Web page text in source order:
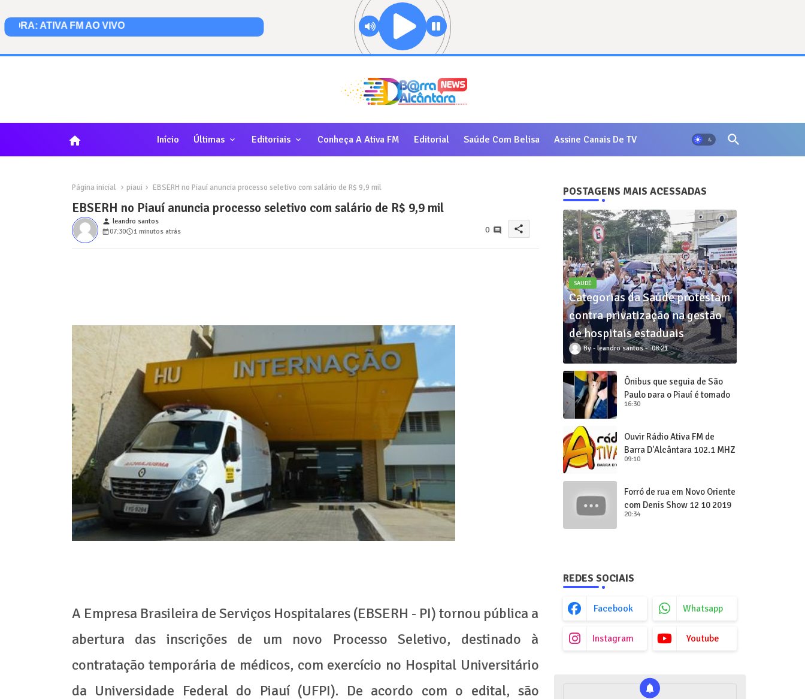
home Início Últimas Editoriais Conheça A Ativa FM Editorial Saúde Com Belisa Assine Canais De TV
Página inicial piaui EBSERH no Piauí anuncia processo seletivo com salário de R$ 9,9 mil
EBSERH no Piauí anuncia processo seletivo com salário de R$ 9,9 mil
person leandro santos
07:30
1 minutos atrás 0 share
A Empresa Brasileira de Serviços Hospitalares (EBSERH - PI) tornou pública a
abertura das inscrições de um novo Processo Seletivo, destinado à
contratação temporária de médicos, com exercício no Hospital Universitário
da Universidade Federal do Piauí (UFPI). De acordo com o edital, são
POSTAGENS MAIS ACESSADAS
SAUDÊ
Categorias da Saúde protestam
contra privatização na gestão
de hospitais estaduais
leandro santos 08:21
Ônibus que seguia de São
Paulo para o Piauí é tomado
de assalto
16:30
Ouvir Rádio Ativa FM de
Barra D'Alcântara 102,1 MHZ
09:10
Forró de rua em Novo Oriente
com Denis Show 12 10 2019
20:34
REDES SOCIAIS
Facebook Whatsapp
Instagram Youtube